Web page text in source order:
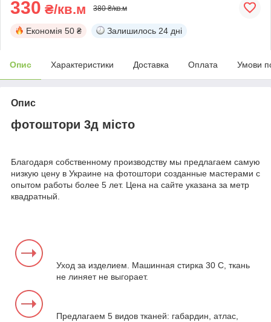
330 ₴/кв.м 380 ₴/кв.м
Економія 50 ₴ Залишилось 24 дні
Опис Характеристики Доставка Оплата Умови
Опис
фотоштори 3д місто
Благодаря собственному производству мы предлагаем самую
низкую цену в Украине на фотоштори созданные мастерами с
опытом работы более 5 лет. Цена на сайте указана за метр
квадратный.
Уход за изделием. Машинная стирка 30 С, ткань
не линяет не выгорает.
Предлагаем 5 видов тканей: габардин, атлас,